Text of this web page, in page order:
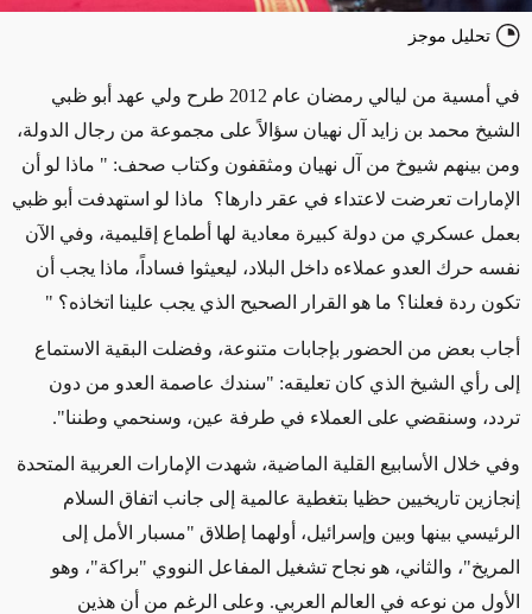
تحليل موجز
في أمسية من ليالي رمضان عام 2012 طرح ولي عهد أبو ظبي
الشيخ محمد بن زايد آل نهيان سؤالاً على مجموعة من رجال الدولة،
ومن بينهم شيوخ من آل نهيان ومثقفون وكتاب صحف: " ماذا لو أن
الإمارات تعرضت لاعتداء في عقر دارها؟ ماذا لو استهدفت أبو ظبي
بعمل عسكري من دولة كبيرة معادية لها أطماع إقليمية، وفي الآن
نفسه حرك العدو عملاءه داخل البلاد، ليعيثوا فساداً، ماذا يجب أن
تكون ردة فعلنا؟ ما هو القرار الصحيح الذي يجب علينا اتخاذه؟ "
أجاب بعض من الحضور بإجابات متنوعة، وفضلت البقية الاستماع
إلى رأي الشيخ الذي كان تعليقه: "سندك عاصمة العدو من دون
تردد، وسنقضي على العملاء في طرفة عين، وسنحمي وطننا".
وفي خلال الأسابيع القلية الماضية، شهدت الإمارات العربية المتحدة
إنجازين تاريخيين حظيا بتغطية عالمية إلى جانب اتفاق السلام
الرئيسي بينها وبين وإسرائيل، أولهما إطلاق "مسبار الأمل إلى
المريخ"، والثاني، هو نجاح تشغيل المفاعل النووي "براكة"، وهو
الأول من نوعه في العالم العربي. وعلى الرغم من أن هذين